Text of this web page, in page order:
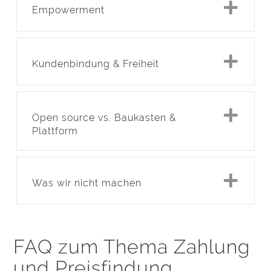
Empowerment
Kundenbindung & Freiheit
Open source vs. Baukasten &
Plattform
Was wir nicht machen
FAQ zum Thema Zahlung